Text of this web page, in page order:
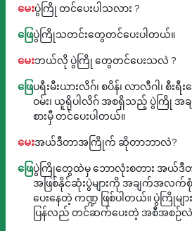
မေးပွဲကြို တင်ပေးပါသလား ?
ဖြေပွဲကြိုသတင်းတွေတင်ပေးပါတယ်။
မေးဘယ်လို ပွဲကြို တွေတင်ပေးသလဲ ?
ဖြေပရီးမီးယားလိဂ်၊ စပိန်၊ လာလီဂါ၊ စီးရီ
ဝမ်း၊ ယူရိုပါလိဂ် အစရှိသည့် ပွဲကြို အ
စားမှီ တင်ပေးပါတယ်။
မေးအယ်ဒီတာအကြိုက် ဆိုတာဘာလဲ?
ဖြေပွဲကြိုတွေထဲမှ ဘောလုံးစတား အယ်
အဖြစ်နိုင်ဆုံးပွဲများကို အချက်အလ
ပေးနေတဲ့ ကဏ္ဍ ဖြစ်ပါတယ်။ ပွဲကြိုမျ
ပြန်လည် တင်ဆက်ပေးတဲ့ အစီအစဉ်လဲ